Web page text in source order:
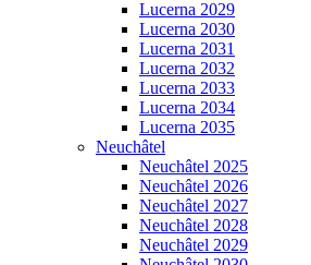
Lucerna 2029
Lucerna 2030
Lucerna 2031
Lucerna 2032
Lucerna 2033
Lucerna 2034
Lucerna 2035
Neuchâtel
Neuchâtel 2025
Neuchâtel 2026
Neuchâtel 2027
Neuchâtel 2028
Neuchâtel 2029